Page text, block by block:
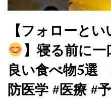
【フォローと
】寝る前に
良い食べ物5選
防医学 #医療 #